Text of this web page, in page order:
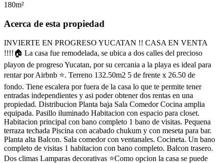
180m²
Acerca de esta propiedad
INVIERTE EN PROGRESO YUCATAN !! CASA EN VENTA
!!!!🏠 La casa fue remodelada, se ubica a dos calles del precioso
playon de progreso Yucatan, por su cercania a la playa es ideal para
rentar por Airbnb ⭐. Terreno 132.50m2 5 de frente x 26.50 de
fondo. Tiene escalera por fuera de la casa lo que te permite tener
entradas independientes y asi poder obtener dos rentas en una
propiedad. Distribucion Planta baja Sala Comedor Cocina amplia
equipada. Pasillo iluminado Habitacion con espacio para closet.
Habitacion principal con bano completo 1 bano de visitas. Pequena
terraza techada Piscina con acabado chukum y con meseta para bar.
Planta alta Balcon. Sala comedor con ventanales. Cocineta. Un bano
completo de visitas 1 habitacion con bano completo. Balcon trasero.
Dos climas Lamparas decorativas ⭐Como opcion la casa se puede